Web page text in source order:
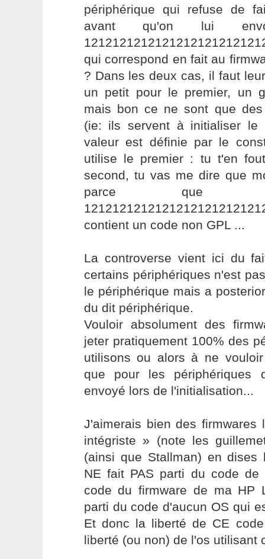
périphérique qui refuse de
avant qu'on lui
qui correspond en fait au
? Dans les deux cas, il faut
un petit pour le premier, un
mais bon ce ne sont que des
(ie: ils servent à initialiser le
valeur est définie par le
utilise le premier : tu t'en
second, tu vas me dire que
parce que
contient un code non GPL ...
La controverse vient ici du
certains périphériques n'est
le périphérique mais a
du dit périphérique.
Vouloir absolument des
jeter pratiquement 100% des
utilisons ou alors à ne
que pour les périphériques
envoyé lors de l'initialisation...
J'aimerais bien des firmwares
intégriste » (note les
(ainsi que Stallman) en dises
NE fait PAS parti du code
code du firmware de ma HP
parti du code d'aucun OS qui
Et donc la liberté de CE
liberté (ou non) de l'os utilisant